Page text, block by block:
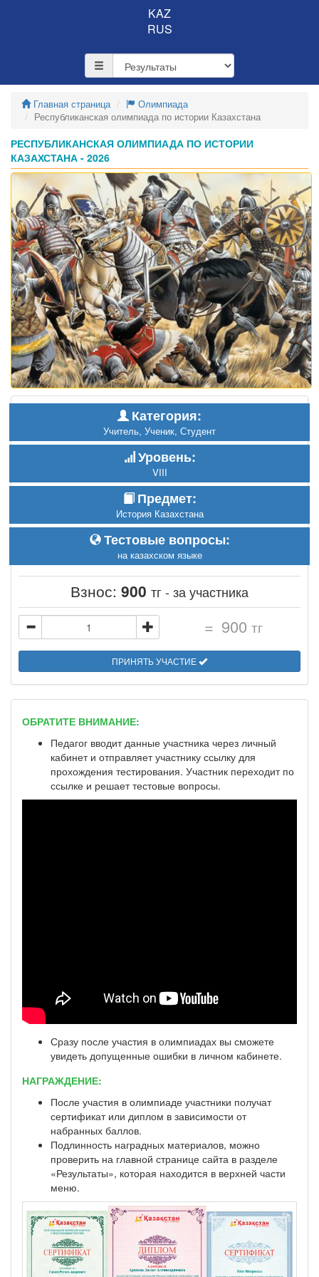
KAZ
RUS
Главная страница
Олимпиада
Республиканская олимпиада по истории Казахстана
РЕСПУБЛИКАНСКАЯ ОЛИМПИАДА ПО ИСТОРИИ
КАЗАХСТАНА - 2026
Категория:
Учитель, Ученик, Студент
Уровень:
VIII
Предмет:
История Казахстана
Тестовые вопросы:
на казахском языке
Взнос: 900 тг - за участника
= 900 тг
ПРИНЯТЬ УЧАСТИЕ
ОБРАТИТЕ ВНИМАНИЕ:
Педагог вводит данные участника через личный
кабинет и отправляет участнику ссылку для
прохождения тестирования. Участник переходит по
ссылке и решает тестовые вопросы.
Сразу после участия в олимпиадах вы сможете
увидеть допущенные ошибки в личном кабинете.
НАГРАЖДЕНИЕ:
После участия в олимпиаде участники получат
сертификат или диплом в зависимости от
набранных баллов.
Подлинность наградных материалов, можно
проверить на главной странице сайта в разделе
«Результаты», которая находится в верхней части
меню.